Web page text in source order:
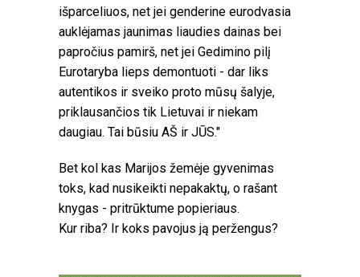
išparceliuos, net jei genderine eurodvasia
auklėjamas jaunimas liaudies dainas bei
papročius pamirš, net jei Gedimino pilį
Eurotaryba lieps demontuoti - dar liks
autentikos ir sveiko proto mūsų šalyje,
priklausančios tik Lietuvai ir niekam
daugiau. Tai būsiu AŠ ir JŪS."
Bet kol kas Marijos žemėje gyvenimas
toks, kad nusikeikti nepakaktų, o rašant
knygas - pritrūktume popieriaus.
Kur riba? Ir koks pavojus ją peržengus?